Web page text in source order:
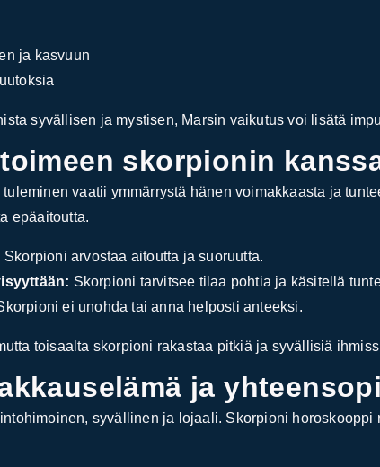
ja kasvuun
syvällisen ja mystisen, Marsin vaikutus voi lisätä
skorpionin
vaatii ymmärrystä hänen voimakkaasta ja
epäaitoutta.
Skorpioni arvostaa aitoutta ja suoruutta.
Skorpioni tarvitsee tilaa pohtia ja käsitellä
ei unohda tai anna helposti anteeksi.
toisaalta skorpioni rakastaa pitkiä ja syvällisiä
ja
syvällinen ja lojaali. Skorpioni